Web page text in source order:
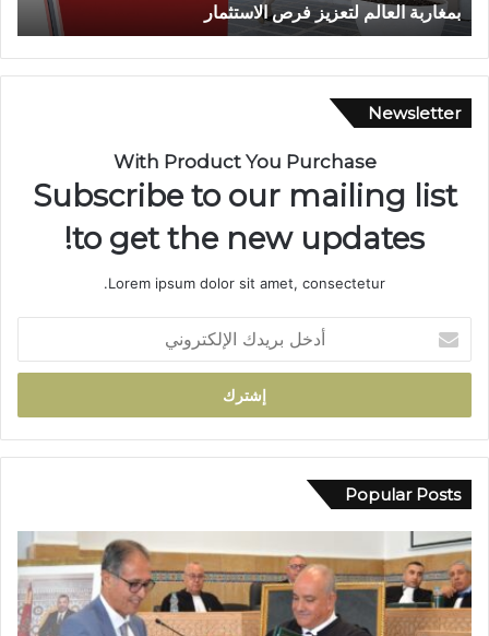
ر
ط
ع
ن
ا
ل
س
ا
ا
أ
ب
ض
ز
م
تازة.. ومطالب بتعزيز الأمن
Newsletter
With Product You Purchase
Subscribe to our mailing list
to get the new updates!
Lorem ipsum dolor sit amet, consectetur.
خ
ب
ر
ك
ا
ل
إ
ل
ك
Popular Posts